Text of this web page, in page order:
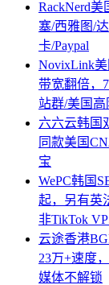
RackNerd
塞/西雅图/
卡/Paypal
NovixLink美
带宽翻倍，
站群/美国
六六云韩国
同款美国
宝
WePC韩国
起，另有英
非TikTok
云途香港
23万+速度
媒体不解锁